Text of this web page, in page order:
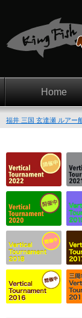
Home
福井 三国 玄達瀬 ルアー